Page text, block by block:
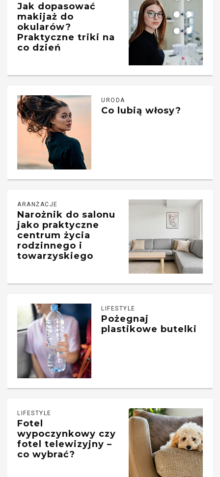
Jak dopasować
makijaż do
okularów?
Praktyczne triki na
co dzień
URODA
Co lubią włosy?
ARANŻACJE
Narożnik do salonu
jako praktyczne
centrum życia
rodzinnego i
towarzyskiego
LIFESTYLE
Pożegnaj
plastikowe butelki
LIFESTYLE
Fotel
wypoczynkowy czy
fotel telewizyjny –
co wybrać?